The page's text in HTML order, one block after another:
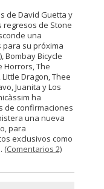
de David Guetta y
regresos de Stone
una
su próxima
Bombay Bicycle
Horrors, The
Dragon, Thee
Juanita y Los
ha
de confirmaciones
una nueva
para
exclusivos como
(Comentarios 2)